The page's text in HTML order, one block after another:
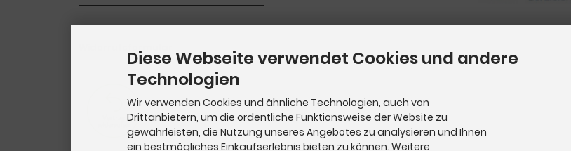
Diese Webseite verwendet Cookies und andere
Technologien
Wir verwenden Cookies und ähnliche Technologien, auch von
Drittanbietern, um die ordentliche Funktionsweise der Website zu
gewährleisten, die Nutzung unseres Angebotes zu analysieren und Ihnen
ein bestmögliches Einkaufserlebnis bieten zu können. Weitere